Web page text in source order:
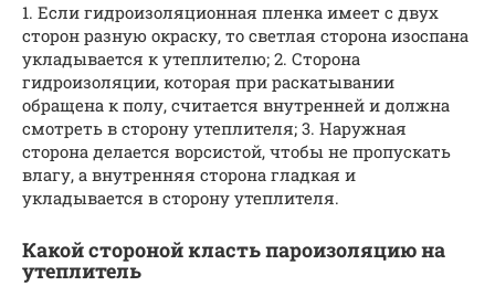
1. Если гидроизоляционная пленка имеет с двух
сторон разную окраску, то светлая сторона изоспана
укладывается к утеплителю; 2. Сторона
гидроизоляции, которая при раскатывании
обращена к полу, считается внутренней и должна
смотреть в сторону утеплителя; 3. Наружная
сторона делается ворсистой, чтобы не пропускать
влагу, а внутренняя сторона гладкая и
укладывается в сторону утеплителя.
Какой стороной класть пароизоляцию на
утеплитель